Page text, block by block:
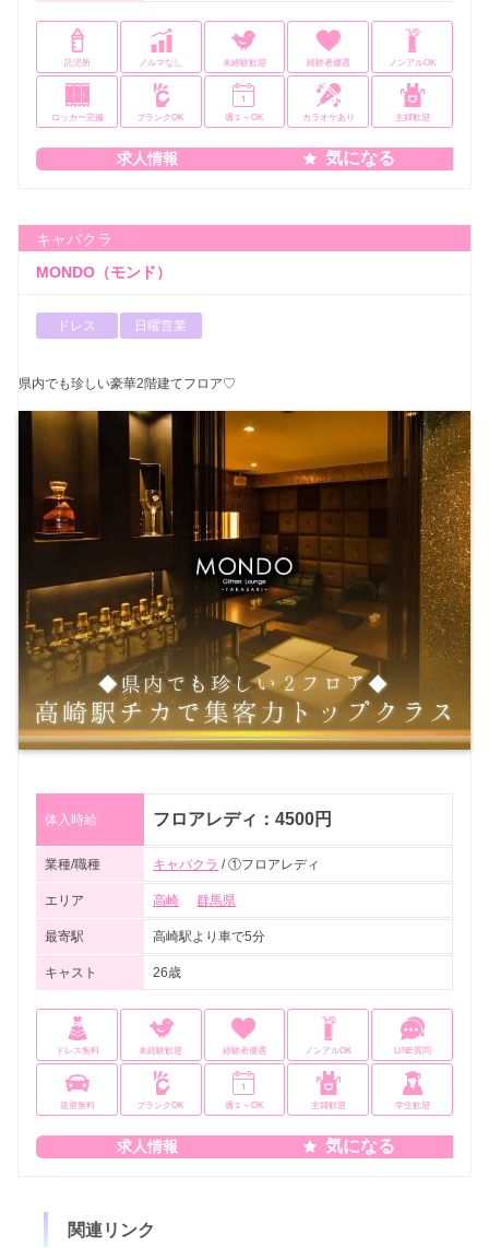
託児所 ノルマなし 未経験歓迎 経験者優遇 ノンアルOK
ロッカー完備 ブランクOK 週１～OK カラオケあり 主婦歓迎
求人情報 気になる
キャバクラ
MONDO（モンド）
ドレス 日曜営業
県内でも珍しい豪華2階建てフロア♡
体入時給 フロアレディ：4500円
業種/職種 キャバクラ / ①フロアレディ
エリア 高崎 群馬県
最寄駅 高崎駅より車で5分
キャスト 26歳
ドレス無料 未経験歓迎 経験者優遇 ノンアルOK LINE質問
送迎無料 ブランクOK 週１～OK 主婦歓迎 学生歓迎
求人情報 気になる
関連リンク